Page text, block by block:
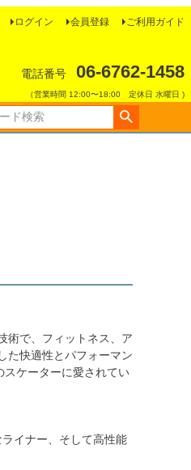
ログイン 会員登録 ご利用ガイド
電話番号 06-6762-1458
（営業時間 12:00〜18:00 定休日 水曜日 )
術で、フィットネス、ア
た快適性とパフォーマン
スケーターに愛されてい
イナー、そして高性能